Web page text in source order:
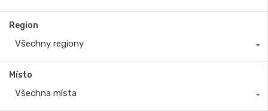
Region
Všechny regiony
Místo
Všechna místa